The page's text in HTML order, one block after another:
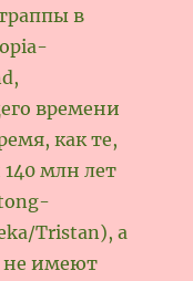
в
времени
как те,
млн лет
Tristan), а
не имеют